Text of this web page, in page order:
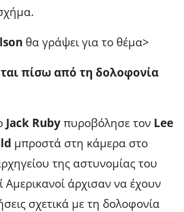
θα γράψει για το θέμα>
πίσω από τη δολοφονία
Jack Rubyπυροβόλησε τον Lee
μπροστά στη κάμερα στο
της αστυνομίας του
Αμερικανοί άρχισαν να έχουν
σχετικά με τη δολοφονία